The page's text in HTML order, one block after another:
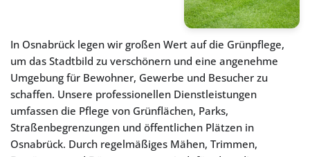
In Osnabrück legen wir großen Wert auf die Grünpflege,
um das Stadtbild zu verschönern und eine angenehme
Umgebung für Bewohner, Gewerbe und Besucher zu
schaffen. Unsere professionellen Dienstleistungen
umfassen die Pflege von Grünflächen, Parks,
Straßenbegrenzungen und öffentlichen Plätzen in
Osnabrück. Durch regelmäßiges Mähen, Trimmen,